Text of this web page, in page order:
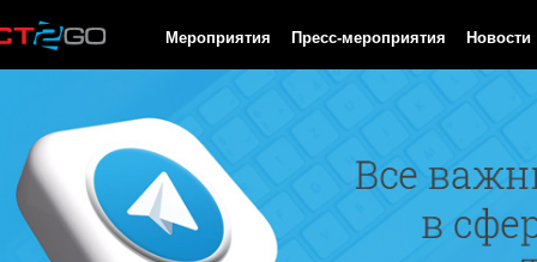
Мероприятия Пресс-мероприятия Новости